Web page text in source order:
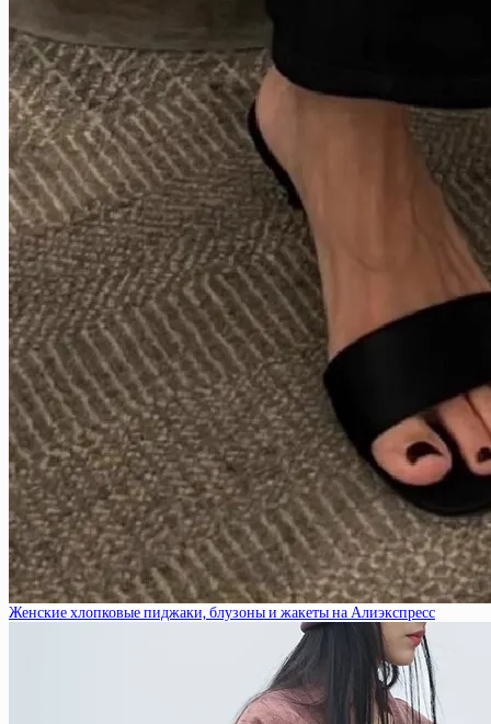
Женские хлопковые пиджаки, блузоны и жакеты на Алиэкспресс